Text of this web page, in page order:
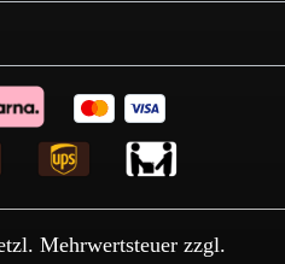
Mehrwertsteuer zzgl.